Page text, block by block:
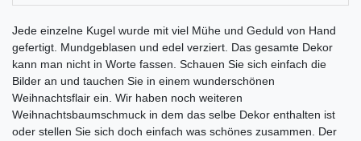
Jede einzelne Kugel wurde mit viel Mühe und Geduld von Hand
gefertigt. Mundgeblasen und edel verziert. Das gesamte Dekor
kann man nicht in Worte fassen. Schauen Sie sich einfach die
Bilder an und tauchen Sie in einem wunderschönen
Weihnachtsflair ein. Wir haben noch weiteren
Weihnachtsbaumschmuck in dem das selbe Dekor enthalten ist
oder stellen Sie sich doch einfach was schönes zusammen. Der